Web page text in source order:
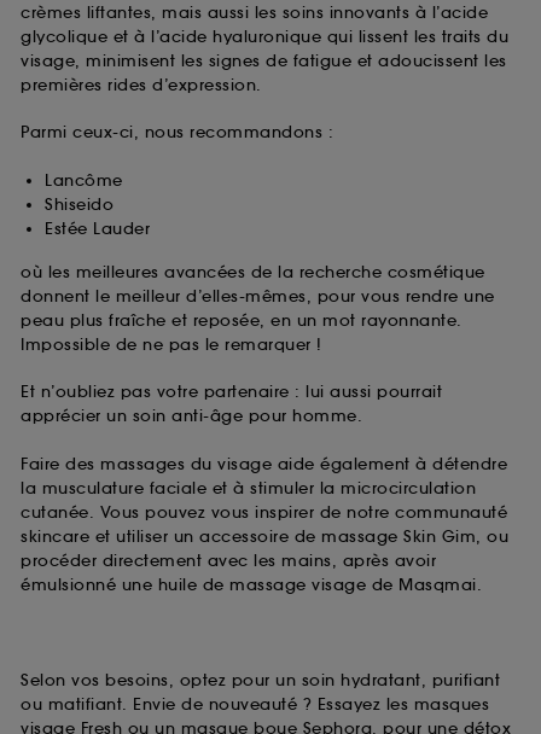
crèmes liftantes, mais aussi les soins innovants à l’acide
glycolique et à l’acide hyaluronique qui lissent les traits du
visage, minimisent les signes de fatigue et adoucissent les
premières rides d’expression.
Parmi ceux-ci, nous recommandons :
Lancôme
Shiseido
Estée Lauder
où les meilleures avancées de la recherche cosmétique
donnent le meilleur d’elles-mêmes, pour vous rendre une
peau plus fraîche et reposée, en un mot rayonnante.
Impossible de ne pas le remarquer !
Et n’oubliez pas votre partenaire : lui aussi pourrait
apprécier un soin anti-âge pour homme.
Faire des massages du visage aide également à détendre
la musculature faciale et à stimuler la microcirculation
cutanée. Vous pouvez vous inspirer de notre communauté
skincare et utiliser un accessoire de massage Skin Gim, ou
procéder directement avec les mains, après avoir
émulsionné une huile de massage visage de Masqmai.
Selon vos besoins, optez pour un soin hydratant, purifiant
ou matifiant. Envie de nouveauté ? Essayez les masques
visage Fresh ou un masque boue Sephora, pour une détox